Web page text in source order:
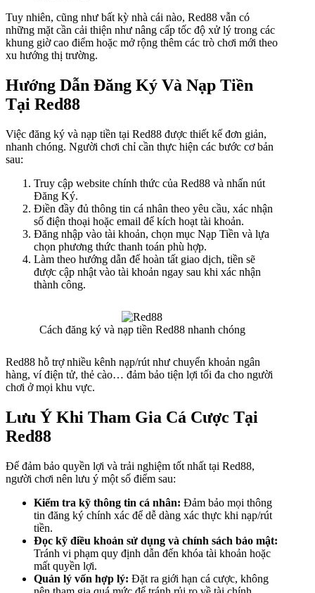
Tuy nhiên, cũng như bất kỳ nhà cái nào, Red88 vẫn có
những mặt cần cải thiện như nâng cấp tốc độ xử lý trong các
khung giờ cao điểm hoặc mở rộng thêm các trò chơi mới theo
xu hướng thị trường.
Hướng Dẫn Đăng Ký Và Nạp Tiền
Tại Red88
Việc đăng ký và nạp tiền tại Red88 được thiết kế đơn giản,
nhanh chóng. Người chơi chỉ cần thực hiện các bước cơ bản
sau:
Truy cập website chính thức của Red88 và nhấn nút
Đăng Ký.
Điền đầy đủ thông tin cá nhân theo yêu cầu, xác nhận
số điện thoại hoặc email để kích hoạt tài khoản.
Đăng nhập vào tài khoản, chọn mục Nạp Tiền và lựa
chọn phương thức thanh toán phù hợp.
Làm theo hướng dẫn để hoàn tất giao dịch, tiền sẽ
được cập nhật vào tài khoản ngay sau khi xác nhận
thành công.
Cách đăng ký và nạp tiền Red88 nhanh chóng
Red88 hỗ trợ nhiều kênh nạp/rút như chuyển khoản ngân
hàng, ví điện tử, thẻ cào… đảm bảo tiện lợi tối đa cho người
chơi ở mọi khu vực.
Lưu Ý Khi Tham Gia Cá Cược Tại
Red88
Để đảm bảo quyền lợi và trải nghiệm tốt nhất tại Red88,
người chơi nên lưu ý một số điểm sau:
Kiểm tra kỹ thông tin cá nhân: Đảm bảo mọi thông
tin đăng ký chính xác để dễ dàng xác thực khi nạp/rút
tiền.
Đọc kỹ điều khoản sử dụng và chính sách bảo mật:
Tránh vi phạm quy định dẫn đến khóa tài khoản hoặc
mất quyền lợi.
Quản lý vốn hợp lý: Đặt ra giới hạn cá cược, không